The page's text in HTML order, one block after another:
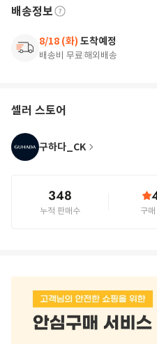
배송정보
8/18 (화) 도착예정
배송비 무료해외배송
셀러 스토어
구하다_CK
348
누적 판매수 구